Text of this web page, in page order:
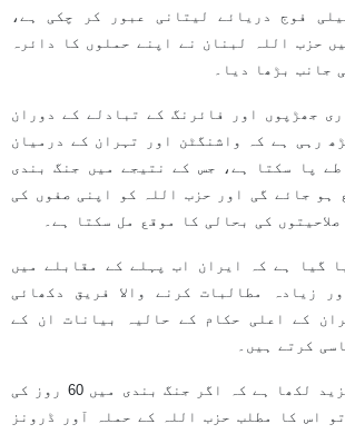
فوج دریائے لیتانی عبور کر چکی ہے،
حزب اللہ لبنان نے اپنے حملوں کا دائرہ
جانب بڑھا دیا۔
جھڑپوں اور فائرنگ کے تبادلے کے دوران
رہی ہے کہ واشنگٹن اور تہران کے درمیان
طے پا سکتا ہے، جس کے نتیجے میں جنگ بندی
ہو جائے گی اور حزب اللہ کو اپنی صفوں کی
کی بحالی کا موقع مل سکتا ہے۔
گیا ہے کہ ایران اب پہلے کے مقابلے میں
زیادہ مطالبات کرنے والا فریق دکھائی
کے اعلی حکام کے حالیہ بیانات ان کے
کرتے ہیں۔
اسرائیل ہیوم نے مزید لکھا ہے کہ اگر جنگ بندی میں 60 روز کی
اس کا مطلب حزب اللہ کے حملہ آور ڈرونز